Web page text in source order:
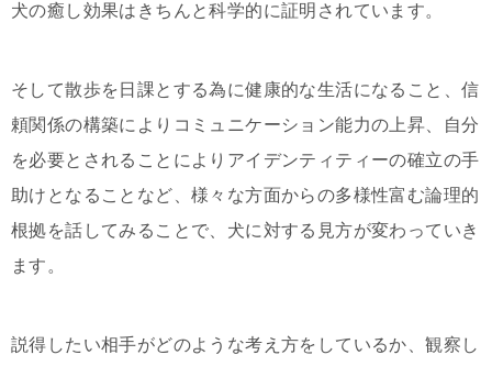
犬の癒し効果はきちんと科学的に証明されています。
そして散歩を日課とする為に健康的な生活になること、信
頼関係の構築によりコミュニケーション能力の上昇、自分
を必要とされることによりアイデンティティーの確立の手
助けとなることなど、様々な方面からの多様性富む論理的
根拠を話してみることで、犬に対する見方が変わっていき
ます。
説得したい相手がどのような考え方をしているか、観察し